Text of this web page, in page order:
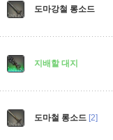
도마강철 롱소드
지배할 대지
도마철 롱소드 [2]